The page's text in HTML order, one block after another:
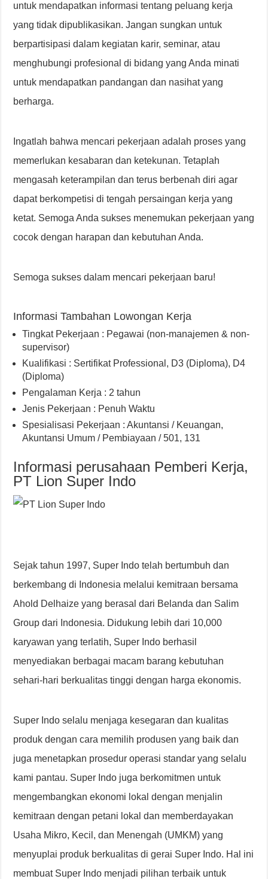
untuk mendapatkan informasi tentang peluang kerja
yang tidak dipublikasikan. Jangan sungkan untuk
berpartisipasi dalam kegiatan karir, seminar, atau
menghubungi profesional di bidang yang Anda minati
untuk mendapatkan pandangan dan nasihat yang
berharga.
Ingatlah bahwa mencari pekerjaan adalah proses yang
memerlukan kesabaran dan ketekunan. Tetaplah
mengasah keterampilan dan terus berbenah diri agar
dapat berkompetisi di tengah persaingan kerja yang
ketat. Semoga Anda sukses menemukan pekerjaan yang
cocok dengan harapan dan kebutuhan Anda.
Semoga sukses dalam mencari pekerjaan baru!
Informasi Tambahan Lowongan Kerja
Tingkat Pekerjaan : Pegawai (non-manajemen & non-
supervisor)
Kualifikasi : Sertifikat Professional, D3 (Diploma), D4
(Diploma)
Pengalaman Kerja : 2 tahun
Jenis Pekerjaan : Penuh Waktu
Spesialisasi Pekerjaan : Akuntansi / Keuangan,
Akuntansi Umum / Pembiayaan / 501, 131
Informasi perusahaan Pemberi Kerja,
PT Lion Super Indo
Sejak tahun 1997, Super Indo telah bertumbuh dan
berkembang di Indonesia melalui kemitraan bersama
Ahold Delhaize yang berasal dari Belanda dan Salim
Group dari Indonesia. Didukung lebih dari 10,000
karyawan yang terlatih, Super Indo berhasil
menyediakan berbagai macam barang kebutuhan
sehari-hari berkualitas tinggi dengan harga ekonomis.
Super Indo selalu menjaga kesegaran dan kualitas
produk dengan cara memilih produsen yang baik dan
juga menetapkan prosedur operasi standar yang selalu
kami pantau. Super Indo juga berkomitmen untuk
mengembangkan ekonomi lokal dengan menjalin
kemitraan dengan petani lokal dan memberdayakan
Usaha Mikro, Kecil, dan Menengah (UMKM) yang
menyuplai produk berkualitas di gerai Super Indo. Hal ini
membuat Super Indo menjadi pilihan terbaik untuk